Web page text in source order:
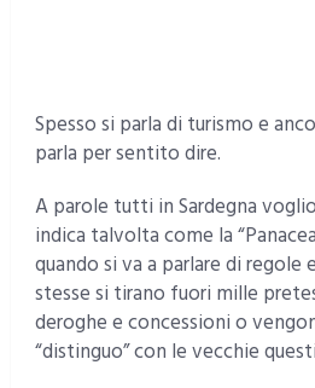
Spesso si parla di turismo e
parla per sentito dire.
A parole tutti in Sardegna
indica talvolta come la
quando si va a parlare di
stesse si tirano fuori mille
deroghe e concessioni o
“distinguo” con le vecchie